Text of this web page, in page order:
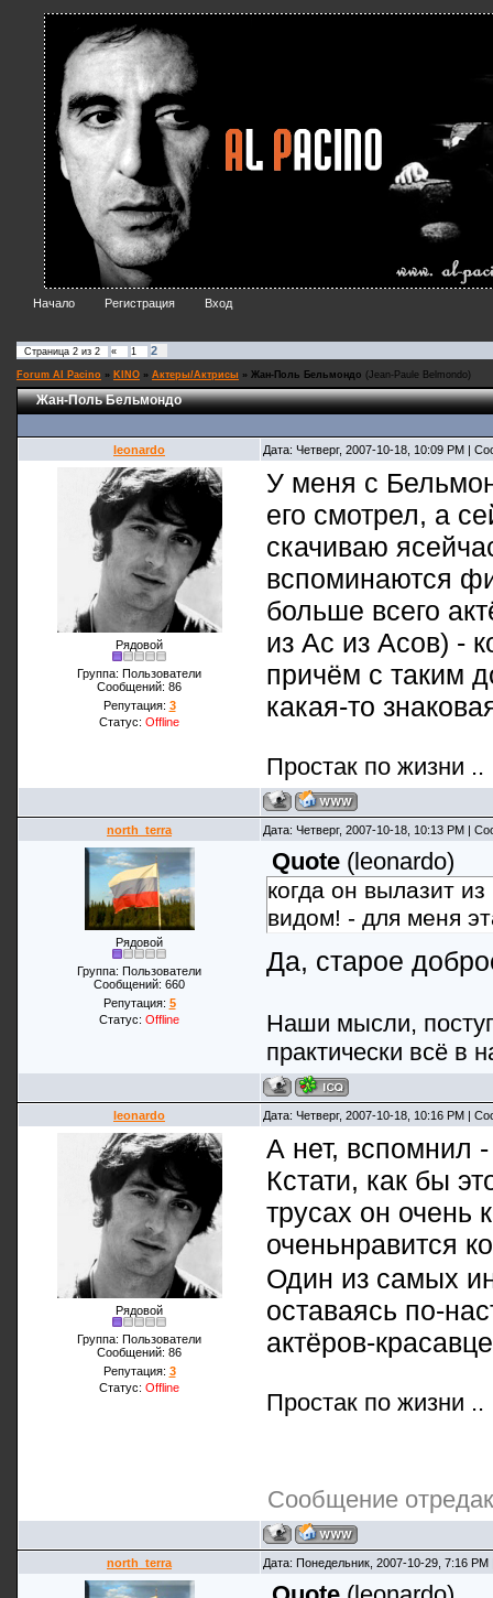
Начало Регистрация Вход
Страница 2 из 2 « 1 2
Forum Al Pacino » KINO » Актеры/Актрисы » Жан-Поль Бельмондо (Jean-Paule Belmondo)
Жан-Поль Бельмондо
leonardo Дата: Четверг, 2007-10-18, 10:09 PM |
Рядовой
Группа: Пользователи
Сообщений: 86
Репутация: 3
Статус: Offline
У меня с
его смотрел, а
скачиваю
вспоминаются
больше всего
из Ас из Асов) -
причём с таким
какая-то
Простак по жизни ..
north_terra Дата: Четверг, 2007-10-18, 10:13 PM |
Рядовой
Группа: Пользователи
Сообщений: 660
Репутация: 5
Статус: Offline
Quote (leonardo)
когда он вылазит
видом! - для меня
Да, старое
Наши мысли,
практически всё в
leonardo Дата: Четверг, 2007-10-18, 10:16 PM |
Рядовой
Группа: Пользователи
Сообщений: 86
Репутация: 3
Статус: Offline
А нет, вспомнил
Кстати, как бы
трусах он очень
оченьнравится
Один из самых
оставаясь по-
актёров-
Простак по жизни ..
Сообщение
north_terra Дата: Понедельник, 2007-10-29, 7:16